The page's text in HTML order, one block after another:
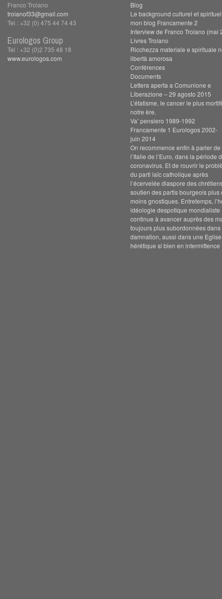
Franco Troiano
troianof33@gmail.com
Tel : +32 (0) 475 44 74 43
Eurologos Group
Tel : +32 (0)2 735 48 18
www.eurologos.com
Blog
Le background culturel et
mon blog Francamente 2
Interview de Franco Troiano (mai
Livres Troiano
Ricchezza materiale e spirituale
libertà amorosa
Conférences
Documents
Lettera aperta a Comunione e
Liberazione – 29 agosto 2015
L’étatisme, le cancer le plus
notre ère.
Va’ pensiero 1989-1992
Francamente 1 Eurologos 2002-
juin 2014
On recommence enfin à parler de
l’Italie de l’Euro, dans la période
coronavirus. Et de rouvrir le
du parti laïc catholique après
l’écervelée diaspore des
soutien des partis bourgeois plus
moins gnostiques. Entretemps,
idéologie despotique mondialiste
continue à avancer auprès des
toujours plus subordonnées dans
damnation, aussi dans une Eglise
hérétique si bien en intermittence